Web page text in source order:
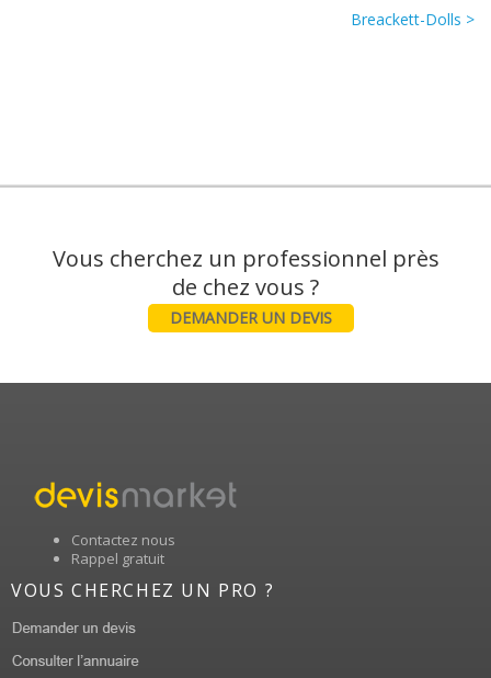
Breackett-Dolls >
Vous cherchez un professionnel près
DEMANDER UN DEVIS
Contactez nous
Rappel gratuit
VOUS CHERCHEZ UN PRO ?